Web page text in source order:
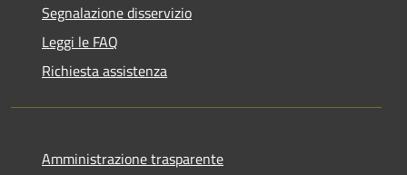
Segnalazione disservizio
Leggi le FAQ
Richiesta assistenza
Amministrazione trasparente